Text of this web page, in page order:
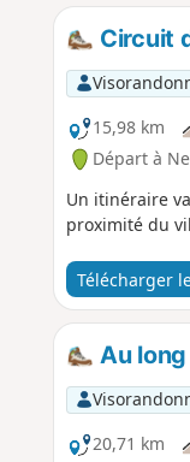
Circuit
15,98 km
Départ à
Un itinéraire
proximité du
Télécharger
Au
20,71 km